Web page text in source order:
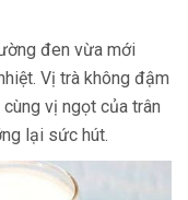
đen vừa mới
Vị trà không đậm
vị ngọt của trân
lại sức hút.